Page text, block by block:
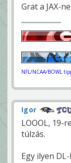
Grat a JAX-
NFL/NCAA/BOWL
Igor
LOOOL, 19-
túlzás.
Egy ilyen